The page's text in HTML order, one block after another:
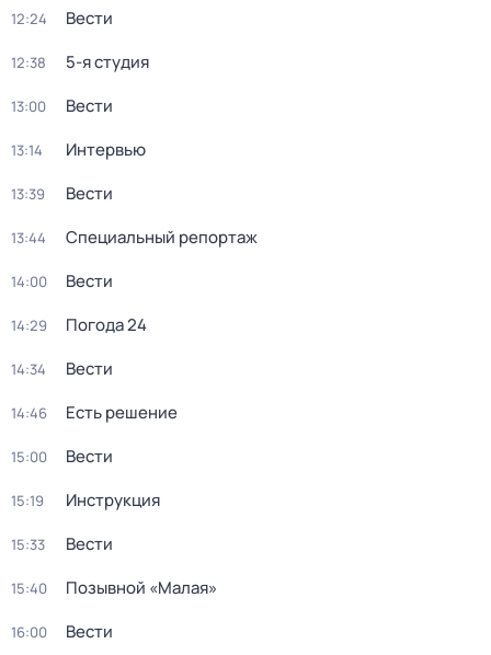
12:24 Вести
12:38 5-я студия
13:00 Вести
13:14 Интервью
13:39 Вести
13:44 Специальный репортаж
14:00 Вести
14:29 Погода 24
14:34 Вести
14:46 Есть решение
15:00 Вести
15:19 Инструкция
15:33 Вести
15:40 Позывной «Малая»
16:00 Вести